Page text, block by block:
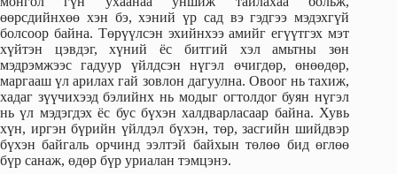
өөрсдийнхөө хэн бэ, хэний үр сад вэ гэдгээ мэдэхгүй
болсоор байна. Төрүүлсэн эхийнхээ амийг егүүтгэх мэт
хүйтэн цэвдэг, хүний ёс битгий хэл амьтны зөн
мэдрэмжээс гадуур үйлдсэн нүгэл өчигдөр, өнөөдөр,
маргааш үл арилах гай зовлон дагуулна. Овоог нь тахиж,
хадаг зүүчихээд бэлийнх нь модыг огтолдог буян нүгэл
нь үл мэдэгдэх ёс бус бүхэн халдварласаар байна. Хувь
хүн, иргэн бүрийн үйлдэл бүхэн, төр, засгийн шийдвэр
бүхэн байгаль орчинд ээлтэй байхын төлөө бид өглөө
бүр санаж, өдөр бүр уриалан тэмцэнэ.